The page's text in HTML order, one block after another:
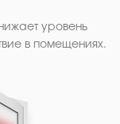
уровень
в помещениях.